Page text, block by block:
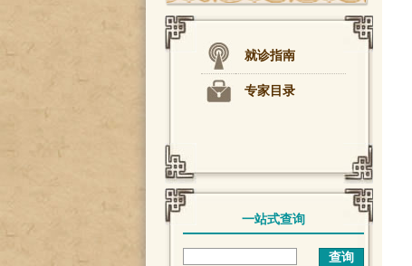
就诊指南
专家目录
一站式查询